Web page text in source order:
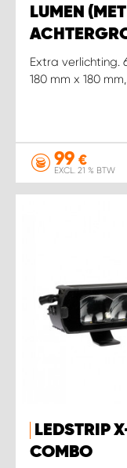
LUMEN
Extra verlichting.
180 mm x 180
99 €
EXCL. 21 % BTW
LEDSTRIP
COMBO